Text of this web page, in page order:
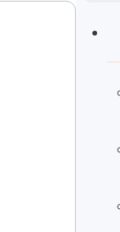
Şimdi İzle